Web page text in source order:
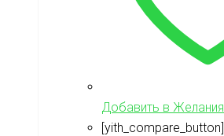
Добавить в Желания
[yith_compare_button]